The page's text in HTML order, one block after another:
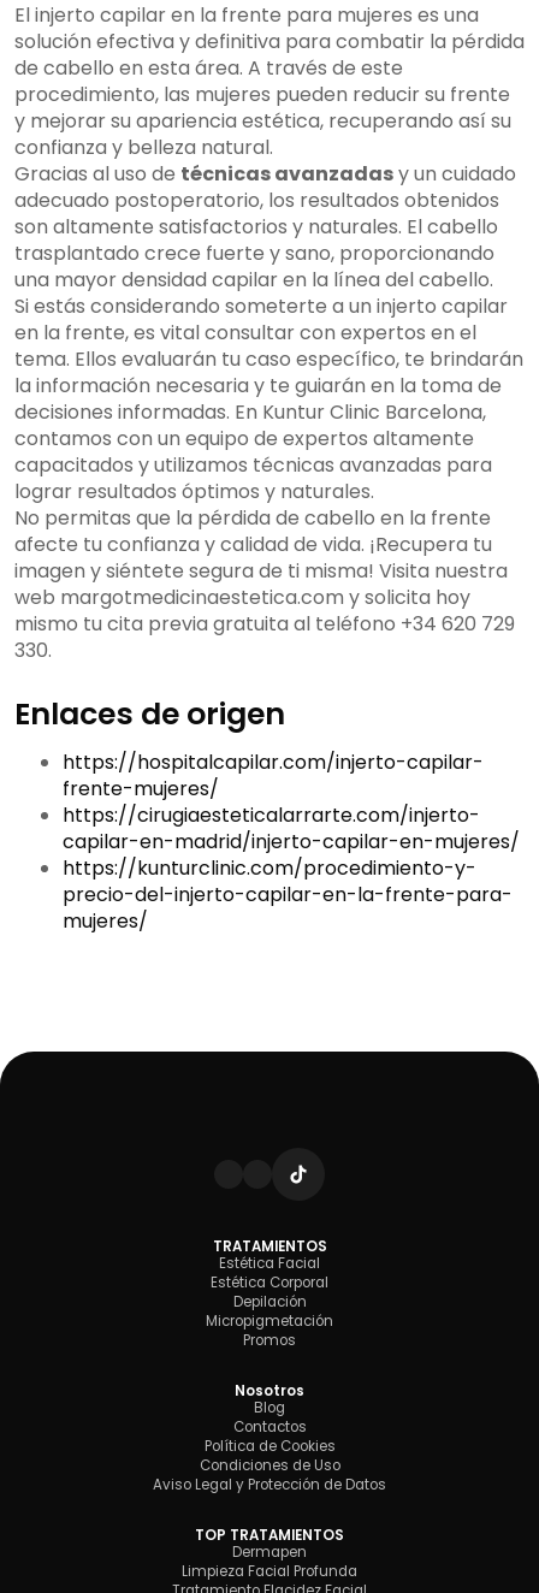
El injerto capilar en la frente para mujeres es una
solución efectiva y definitiva para combatir la pérdida
de cabello en esta área. A través de este
procedimiento, las mujeres pueden reducir su frente
y mejorar su apariencia estética, recuperando así su
confianza y belleza natural.
Gracias al uso de técnicas avanzadasy un cuidado
adecuado postoperatorio, los resultados obtenidos
son altamente satisfactorios y naturales. El cabello
trasplantado crece fuerte y sano, proporcionando
una mayor densidad capilar en la línea del cabello.
Si estás considerando someterte a un injerto capilar
en la frente, es vital consultar con expertos en el
tema. Ellos evaluarán tu caso específico, te brindarán
la información necesaria y te guiarán en la toma de
decisiones informadas. En Kuntur Clinic Barcelona,
contamos con un equipo de expertos altamente
capacitados y utilizamos técnicas avanzadas para
lograr resultados óptimos y naturales.
No permitas que la pérdida de cabello en la frente
afecte tu confianza y calidad de vida. ¡Recupera tu
imagen y siéntete segura de ti misma! Visita nuestra
web margotmedicinaestetica.com y solicita hoy
mismo tu cita previa gratuita al teléfono +34 620 729
330.
Enlaces de origen
https://hospitalcapilar.com/injerto-capilar-
frente-mujeres/
https://cirugiaesteticalarrarte.com/injerto-
capilar-en-madrid/injerto-capilar-en-mujeres/
https://kunturclinic.com/procedimiento-y-
precio-del-injerto-capilar-en-la-frente-para-
mujeres/
TRATAMIENTOS
Estética Facial
Estética Corporal
Depilación
Micropigmetación
Promos
Nosotros
Blog
Contactos
Política de Cookies
Condiciones de Uso
Aviso Legal y Protección de Datos
TOP TRATAMIENTOS
Dermapen
Limpieza Facial Profunda